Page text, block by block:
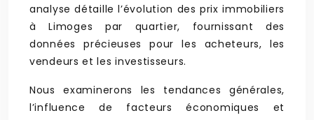
analyse détaille l’évolution des prix immobiliers
à Limoges par quartier, fournissant des
données précieuses pour les acheteurs, les
vendeurs et les investisseurs.
Nous examinerons les tendances générales,
l’influence de facteurs économiques et